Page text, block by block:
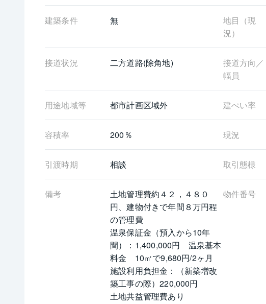
建築条件 無
地目（現
況）
接道状況 二方道路(除角地)
接道方向／
幅員
用途地域等 都市計画区域外 建ぺい率
容積率 200％ 現況
引渡時期 相談 取引態様
備考
土地管理費約４２，４８０
円、建物付きで年間８万円程
の管理費
温泉保証金（預入から10年
間）：1,400,000円　温泉基本
料金　10㎡で9,680円/2ヶ月
施設利用負担金：（新築増改
築工事の際）220,000円
土地共益管理費あり
物件番号